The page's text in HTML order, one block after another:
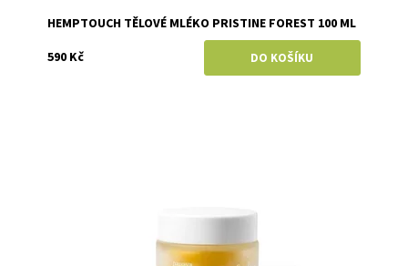
HEMPTOUCH TĚLOVÉ MLÉKO PRISTINE FOREST 100 ML
590 Kč